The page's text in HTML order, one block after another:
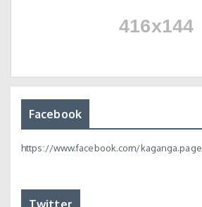
Facebook
https://www.facebook.com/kaganga.page
Twitter